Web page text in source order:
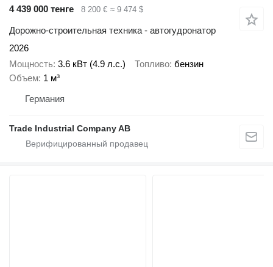
4 439 000 тенге 8 200 € ≈ 9 474 $
Дорожно-строительная техника - автогудронатор
2026
Мощность 3.6 кВт (4.9 л.с.) Топливо бензин
Объем 1 м³
Германия
Trade Industrial Company AB